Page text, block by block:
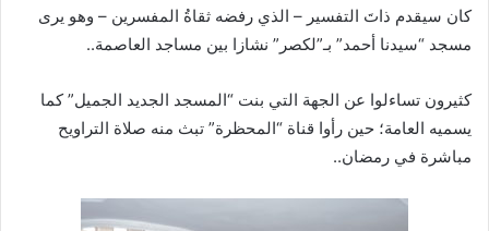
كان سيقدم ذاتَ التفسير – الذي رفضه ثقاةُ المفسرين – وهو يرى
مسجد “سيدنا أحمد” بـ”لكصر” نشازا بين مساجد العاصمة..
كثيرون تساءلوا عن الجهة التي بنت “المسجد الجديد الجميل” كما
يسميه العامة؛ حين رأوا قناة “المحظرة” تبث منه صلاة التراويح
مباشرة في رمضان..